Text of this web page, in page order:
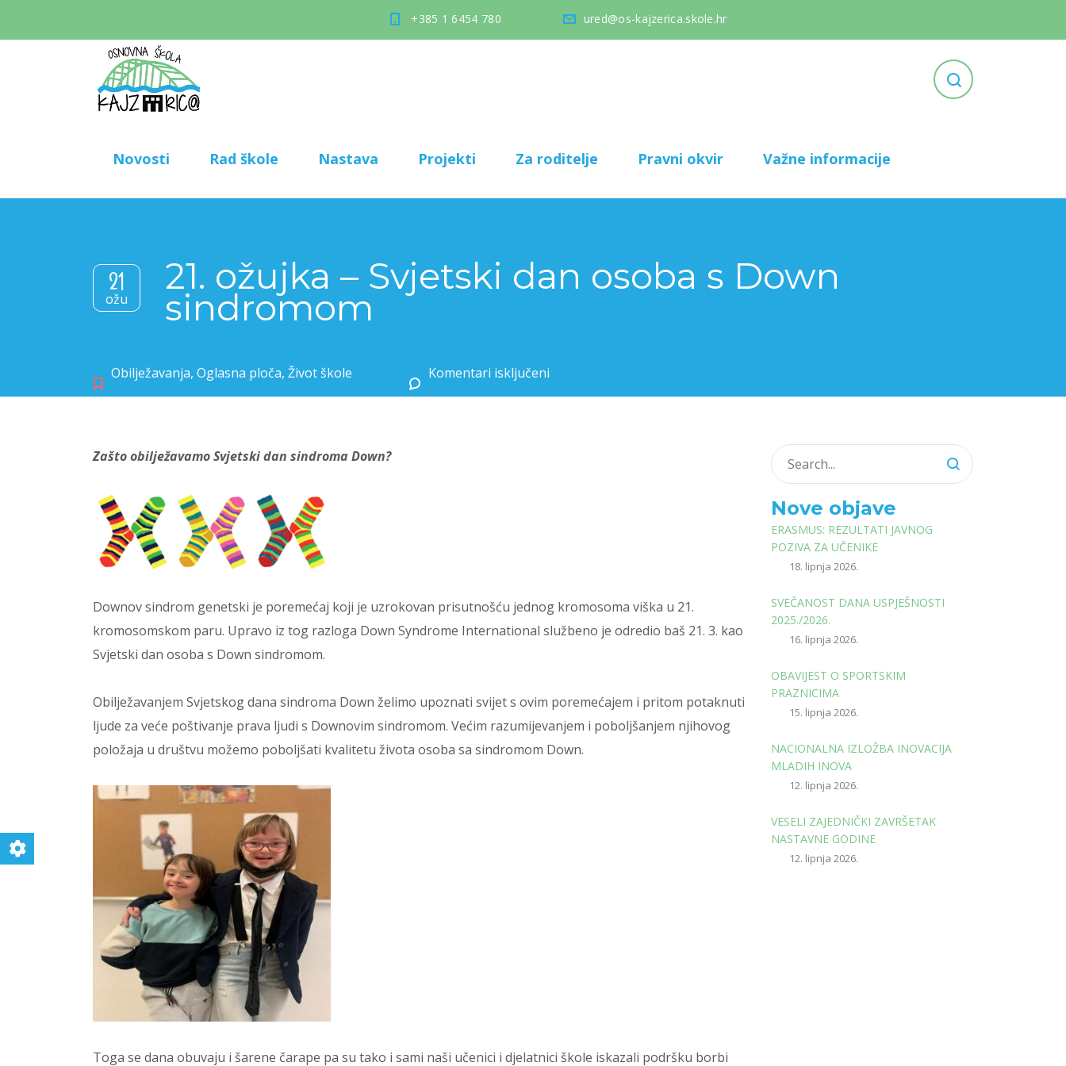
+385 1 6454 780 ured@os-kajzerica.skole.hr
Novosti Rad škole Nastava Projekti Za roditelje Pravni okvir Važne informacije
21
ožu
21. ožujka – Svjetski dan osoba s Down
sindromom
Obilježavanja, Oglasna ploča, Život škole Komentari isključeni
Zašto obilježavamo Svjetski dan sindroma Down?
Downov sindrom genetski je poremećaj koji je uzrokovan prisutnošću jednog kromosoma viška u 21.
kromosomskom paru. Upravo iz tog razloga Down Syndrome International službeno je odredio baš 21. 3. kao
Svjetski dan osoba s Down sindromom.
Obilježavanjem Svjetskog dana sindroma Down želimo upoznati svijet s ovim poremećajem i pritom potaknuti
ljude za veće poštivanje prava ljudi s Downovim sindromom. Većim razumijevanjem i poboljšanjem njihovog
položaja u društvu možemo poboljšati kvalitetu života osoba sa sindromom Down.
Toga se dana obuvaju i šarene čarape pa su tako i sami naši učenici i djelatnici škole iskazali podršku borbi
Nove objave
ERASMUS: REZULTATI JAVNOG
POZIVA ZA UČENIKE
18. lipnja 2026.
SVEČANOST DANA USPJEŠNOSTI
2025./2026.
16. lipnja 2026.
OBAVIJEST O SPORTSKIM
PRAZNICIMA
15. lipnja 2026.
NACIONALNA IZLOŽBA INOVACIJA
MLADIH INOVA
12. lipnja 2026.
VESELI ZAJEDNIČKI ZAVRŠETAK
NASTAVNE GODINE
12. lipnja 2026.